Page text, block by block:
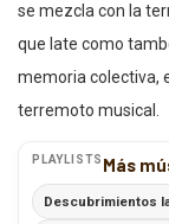
se mezcla con la
que late como
memoria colectiva,
terremoto musical.
PLAYLISTS Más
Descubrimientos